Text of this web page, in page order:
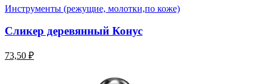
Инструменты (режущие, молотки,по коже)
Сликер деревянный Конус
73,50 ₽